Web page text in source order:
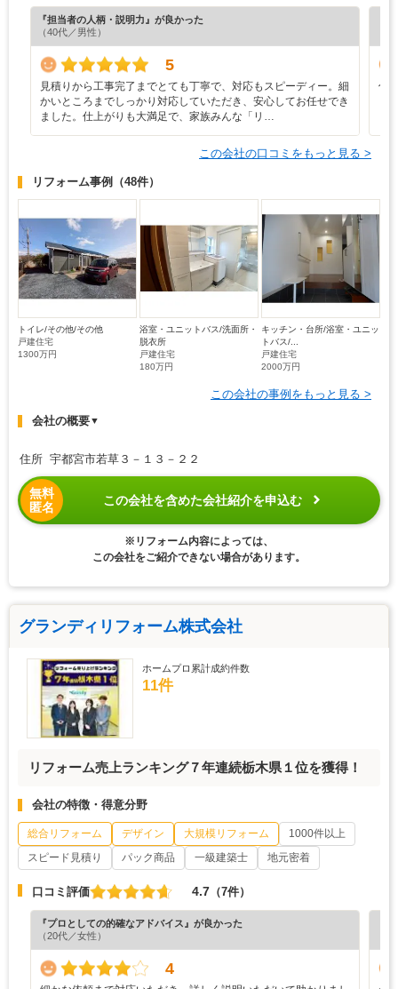
『担当者の人柄・説明力』が良かった
（40代／男性）
5
見積りから工事完了までとても丁寧で、対応もスピーディー。細
かいところまでしっかり対応していただき、安心してお任せでき
ました。仕上がりも大満足で、家族みんな「リ…
仕
この会社の口コミをもっと見る >
リフォーム事例 （48件）
トイレ/その他/その他
戸建住宅
1300万円
浴室・ユニットバス/洗面所・
脱衣所
戸建住宅
180万円
キッチン・台所/浴室・ユニッ
トバス/...
戸建住宅
2000万円
この会社の事例をもっと見る >
会社の概要▼
住所 宇都宮市若草３－１３－２２
無料
匿名
この会社を含めた会社紹介を申込む
※リフォーム内容によっては、
この会社をご紹介できない場合があります。
グランディリフォーム株式会社
ホームプロ累計成約件数
11件
リフォーム売上ランキング７年連続栃木県１位を獲得！
会社の特徴・得意分野
総合リフォーム デザイン 大規模リフォーム
1000件以上
スピード見積り
パック商品 一級建築士 地元密着
口コミ評価 4.7 （7件）
『プロとしての的確なアドバイス』が良かった
（20代／女性）
4